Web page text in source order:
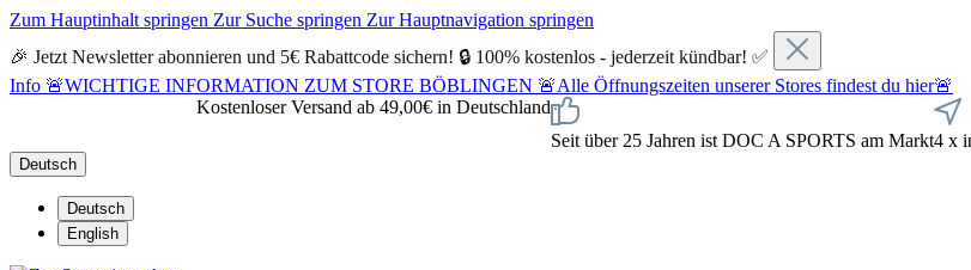
Zum Hauptinhalt springen Zur Suche springen Zur Hauptnavigation springen
🎉 Jetzt Newsletter abonnieren und 5€ Rabattcode sichern! 🔒 100% kostenlos - jederzeit kündbar! ✅
Info 🚨WICHTIGE INFORMATION ZUM STORE BÖBLINGEN 🚨Alle Öffnungszeiten unserer Stores findest du hier🚨
Kostenloser Versand ab 49,00€ in Deutschland
Seit über 25 Jahren ist DOC A SPORTS am Markt4 x
Deutsch
Deutsch
English